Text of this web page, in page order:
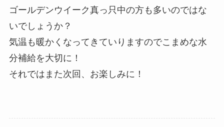
ゴールデンウイーク真っ只中の方も多いのではな
いでしょうか？
気温も暖かくなってきていりますのでこまめな水
分補給を大切に！
それではまた次回、お楽しみに！